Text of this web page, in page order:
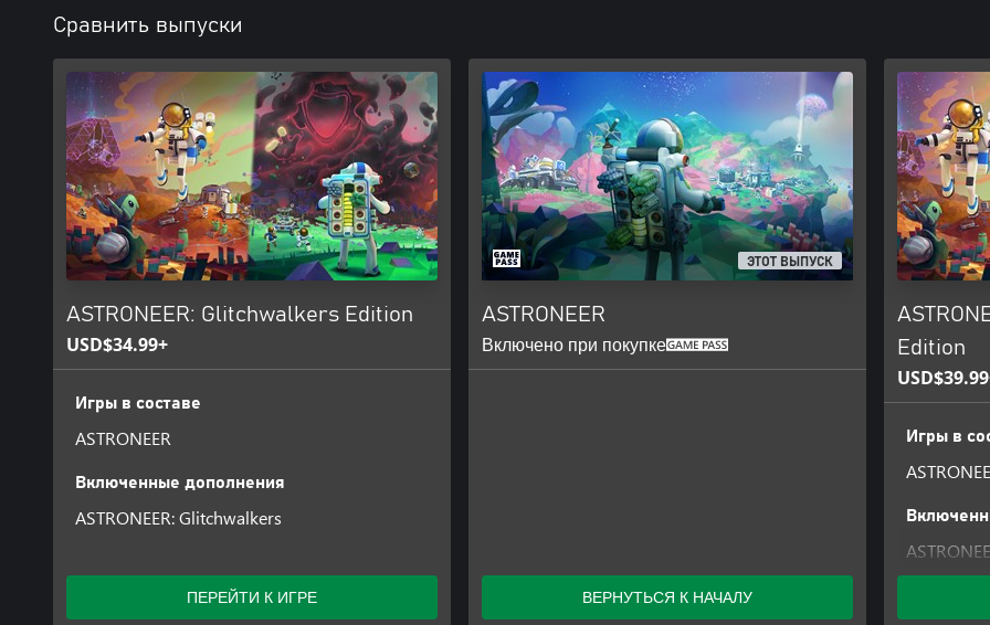
•••Играйте в группах до четырех пользователей•••
Друзья могут присоединиться к вам в любой момент: начинать новый сеанс не придется. Играть в
Astroneer веселее с друзьями. Объединяйтесь с другими игроками и вместе работайте над
строительством мощных промышленных баз или играйте в свое удовольствие в огромной
«песочнице».
•••Совершайте открытия и разгадывайте тайны солнечной системы.•••
Как только космооткрыватели будут готовы, они смогут попытаться понять и подчинить себе силу,
когда-то создавшую таинственные сооружения, разбросанные по всему миру.
Теперь, достигнув миллиона загрузок, мы продолжим развивать Astroneer на прежнем
фундаменте, в основе которого лежат регулярные бесплатные обновления контента. Если вам
интересно направление, в котором мы идем, непременно посмотрите план развития игры и
Сравнить выпуски
ASTRONEER: Glitchwalkers Edition
USD$34.99+
Игры в составе
ASTRONEER
Включенные дополнения
ASTRONEER: Glitchwalkers
ПЕРЕЙТИ К ИГРЕ
ЭТОТ ВЫПУСК
ASTRONEER
Включено при покупке
ВЕРНУТЬСЯ К НАЧАЛУ
Edition
Игры в